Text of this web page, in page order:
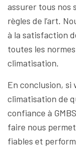
assurer tous nos
règles de l’art.
à la satisfaction
toutes les
climatisation.
En conclusion, si
climatisation de
confiance à
faire nous
fiables et